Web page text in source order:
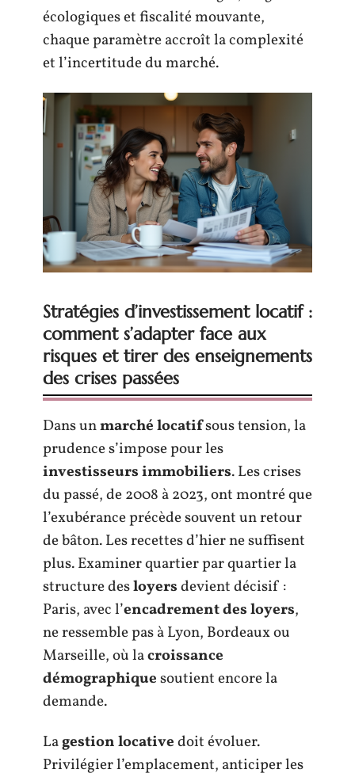
écologiques et fiscalité mouvante,
chaque paramètre accroît la complexité
et l’incertitude du marché.
Stratégies d’investissement locatif :
comment s’adapter face aux
risques et tirer des enseignements
des crises passées
Dans unmarché locatifsous tension, la
prudence s’impose pour les
investisseurs immobiliers. Les crises
du passé, de 2008 à 2023, ont montré que
l’exubérance précède souvent un retour
de bâton. Les recettes d’hier ne suffisent
plus. Examiner quartier par quartier la
structure desloyersdevient décisif :
Paris, avec l’encadrement des loyers,
ne ressemble pas à Lyon, Bordeaux ou
Marseille, où lacroissance
démographiquesoutient encore la
demande.
Lagestion locativedoit évoluer.
Privilégier l’emplacement, anticiper les